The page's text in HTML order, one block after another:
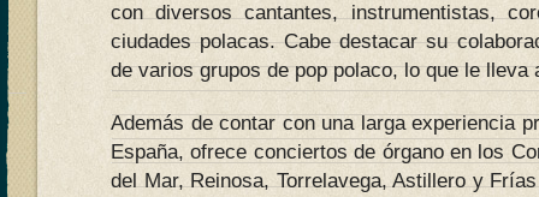
con diversos cantantes, instrumentistas,
ciudades polacas. Cabe destacar su
de varios grupos de pop polaco, lo que le lleva
Además de contar con una larga experiencia
España, ofrece conciertos de órgano en los
del Mar, Reinosa, Torrelavega, Astillero y